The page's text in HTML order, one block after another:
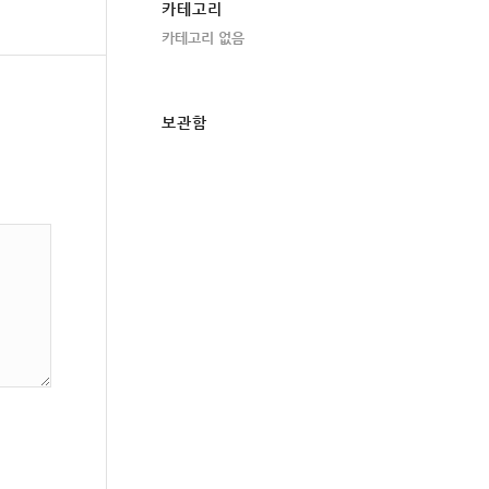
카테고리
카테고리 없음
보관함